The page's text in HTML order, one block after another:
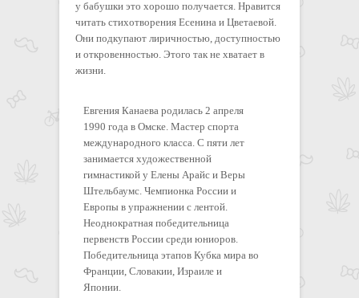
у бабушки это хорошо получается. Нравится
читать стихотворения Есенина и Цветаевой.
Они подкупают лиричностью, доступностью
и откровенностью. Этого так не хватает в
жизни.
Евгения Канаева родилась 2 апреля
1990 года в Омске. Мастер спорта
международного класса. С пяти лет
занимается художественной
гимнастикой у Елены Арайс и Веры
Штельбаумс. Чемпионка России и
Европы в упражнении с лентой.
Неоднократная победительница
первенств России среди юниоров.
Победительница этапов Кубка мира во
Франции, Словакии, Израиле и
Японии.